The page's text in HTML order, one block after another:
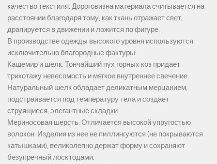
качество текстиля. Дороговизна материала считывается на
расстоянии благодаря тому, как ткань отражает свет,
драпируется в движении и ложится по фигуре.
В производстве одежды высокого уровня используются
исключительно благородные фактуры:
Кашемир и шелк. Тончайший пух горных коз придает
трикотажу невесомость и мягкое внутреннее свечение.
Натуральный шелк обладает деликатным мерцанием,
подстраивается под температуру тела и создает
струящиеся, элегантные складки.
Мериносовая шерсть. Отличается высокой упругостью
волокон. Изделия из нее не пиллингуются (не покрываются
катышками), великолепно держат форму и сохраняют
безупречный лоск годами.